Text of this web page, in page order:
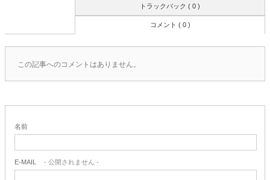
トラックバック ( 0 )
コメント ( 0 )
この記事へのコメントはありません。
名前
E-MAIL - 公開されません -